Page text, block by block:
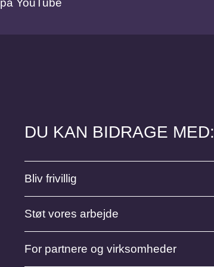
på YouTube
DU KAN BIDRAGE MED:
Bliv frivillig
Støt vores arbejde
For partnere og virksomheder